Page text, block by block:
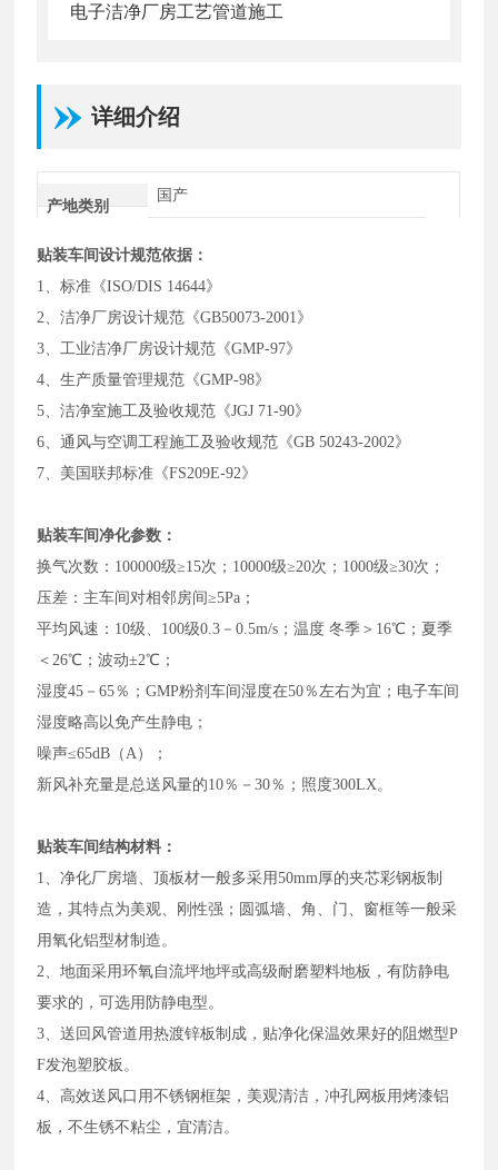
电子洁净厂房工艺管道施工
详细介绍
产地类别
国产
贴装车间设计规范依据：
1、标准《ISO/DIS 14644》
2、洁净厂房设计规范《GB50073-2001》
3、工业洁净厂房设计规范《GMP-97》
4、生产质量管理规范《GMP-98》
5、洁净室施工及验收规范《JGJ 71-90》
6、通风与空调工程施工及验收规范《GB 50243-2002》
7、美国联邦标准《FS209E-92》
贴装车间净化参数：
换气次数：100000级≥15次；10000级≥20次；1000级≥30次；
压差：主车间对相邻房间≥5Pa；
平均风速：10级、100级0.3－0.5m/s；温度 冬季＞16℃；夏季
＜26℃；波动±2℃；
湿度45－65％；GMP粉剂车间湿度在50％左右为宜；电子车间
湿度略高以免产生静电；
噪声≤65dB（A）；
新风补充量是总送风量的10％－30％；照度300LX。
贴装车间结构材料：
1、净化厂房墙、顶板材一般多采用50mm厚的夹芯彩钢板制
造，其特点为美观、刚性强；圆弧墙、角、门、窗框等一般采
用氧化铝型材制造。
2、地面采用环氧自流坪地坪或高级耐磨塑料地板，有防静电
要求的，可选用防静电型。
3、送回风管道用热渡锌板制成，贴净化保温效果好的阻燃型P
F发泡塑胶板。
4、高效送风口用不锈钢框架，美观清洁，冲孔网板用烤漆铝
板，不生锈不粘尘，宜清洁。